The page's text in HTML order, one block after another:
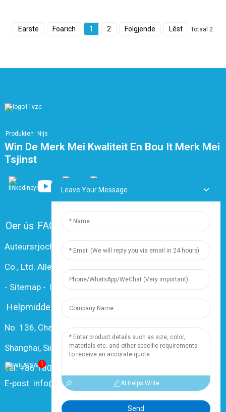
Earste Foarich 1 2 Folgjende Lêst Totaal 2
Produkten Nijs
Win De Merk Mei Kwaliteit En Bou It Merk Mei
Tsjinst
Oer ús FAQ Kontakt mei ús opnimme
Auteursrjocht © 2024 Shanghai Dingzun Electric & Cable
Co., Ltd. Alle rjochten foarbehâlden
- Sitemap- Resource
Helpmiddel
No. 136, Changxiang Rd., Nanxiang Town, 201802,
Shanghai, Sina
Tel: +86 18019377761
E-post: info@dingzuncable.com
1
Leave Your Message
AI Helps Write
Send